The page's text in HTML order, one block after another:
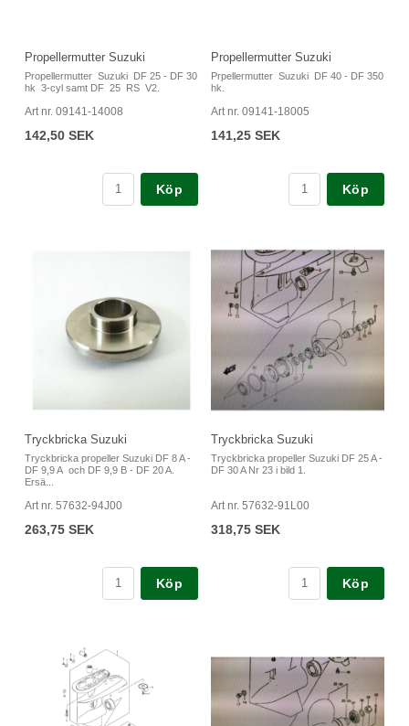
Propellermutter Suzuki
Propellermutter Suzuki DF 25 - DF 30
hk 3-cyl samt DF 25 RS V2.
Art nr. 09141-14008
142,50 SEK
Köp
Propellermutter Suzuki
Prpellermutter Suzuki DF 40 - DF 350
hk.
Art nr. 09141-18005
141,25 SEK
Köp
Tryckbricka Suzuki
Tryckbricka propeller Suzuki DF 8 A -
DF 9,9 A och DF 9,9 B - DF 20 A.
Ersä...
Art nr. 57632-94J00
263,75 SEK
Köp
Tryckbricka Suzuki
Tryckbricka propeller Suzuki DF 25 A -
DF 30 A Nr 23 i bild 1.
Art nr. 57632-91L00
318,75 SEK
Köp